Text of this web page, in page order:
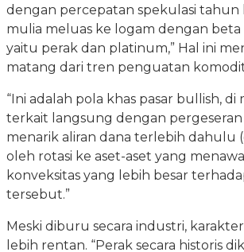
dengan percepatan spekulasi tahun
mulia meluas ke logam dengan
yaitu perak dan platinum,” Hal ini
matang dari tren penguatan
“Ini adalah pola khas pasar bullish, di
terkait langsung dengan
menarik aliran dana terlebih dahulu
oleh rotasi ke aset-aset yang
konveksitas yang lebih besar
tersebut.”
Meski diburu secara industri,
lebih rentan. “Perak secara historis